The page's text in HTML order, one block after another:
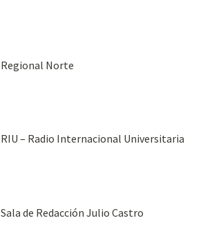
Regional Norte
RIU – Radio Internacional Universitaria
Sala de Redacción Julio Castro